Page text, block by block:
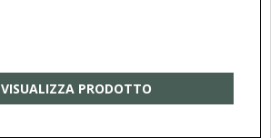
VISUALIZZA PRODOTTO